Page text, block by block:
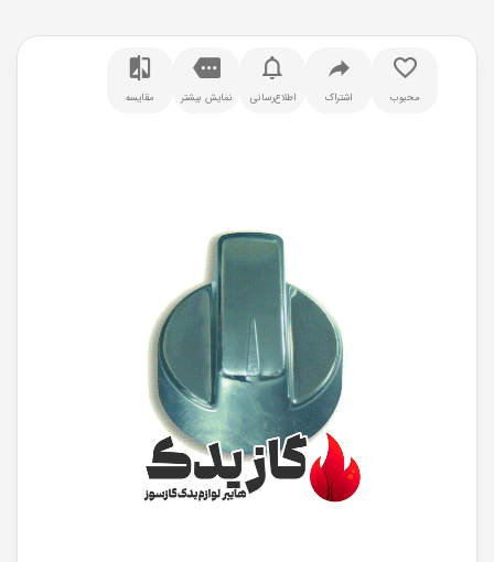
محبوب اشتراک اطلاع‌رسانی نمایش بیشتر مقایسه